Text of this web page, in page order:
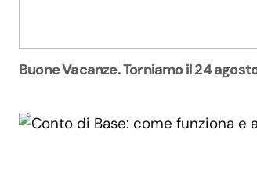
Buone Vacanze. Torniamo il 24